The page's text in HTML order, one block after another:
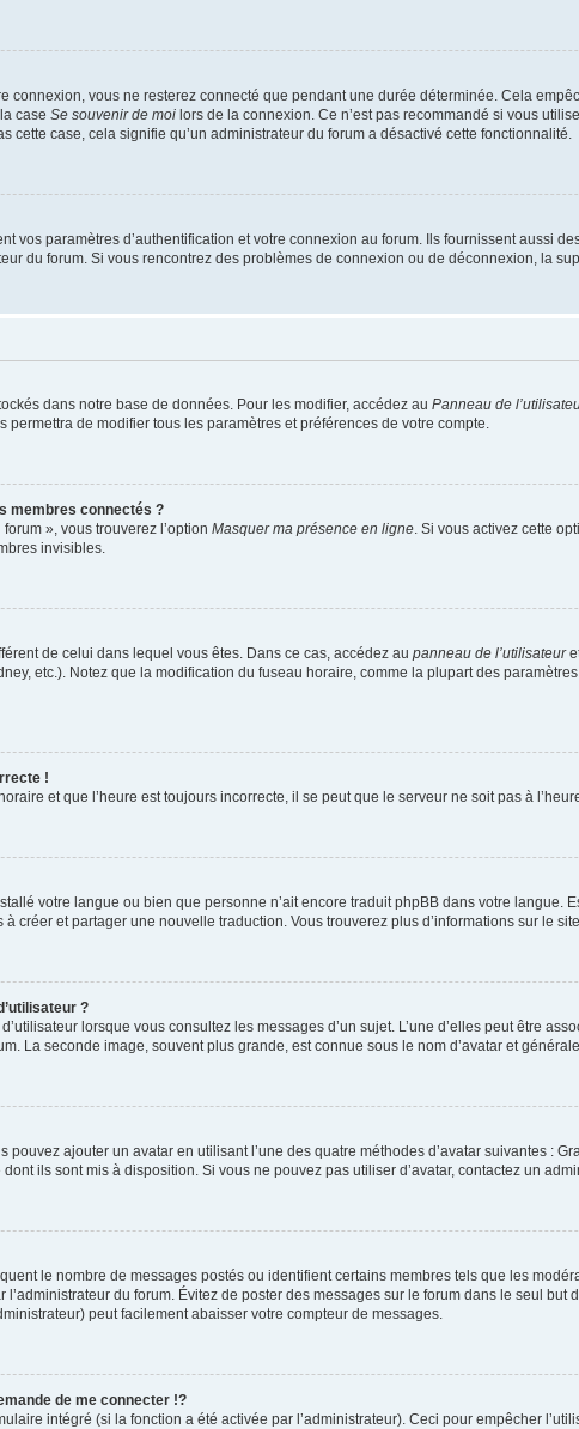
connexion, vous ne resterez connecté que pendant une durée déterminée. Cela
case Se souvenir de moi lors de la connexion. Ce n’est pas recommandé si vous
case, cela signifie qu’un administrateur du forum a désactivé cette fonctionnalité.
vos paramètres d’authentification et votre connexion au forum. Ils fournissent aussi
du forum. Si vous rencontrez des problèmes de connexion ou de déconnexion, la
dans notre base de données. Pour les modifier, accédez au Panneau de
de modifier tous les paramètres et préférences de votre compte.
membres connectés ?
», vous trouverez l’option Masquer ma présence en ligne . Si vous activez cette
invisibles.
de celui dans lequel vous êtes. Dans ce cas, accédez au panneau de l’utilisateur
etc.). Notez que la modification du fuseau horaire, comme la plupart des
!
et que l’heure est toujours incorrecte, il se peut que le serveur ne soit pas à
votre langue ou bien que personne n’ait encore traduit phpBB dans votre langue.
créer et partager une nouvelle traduction. Vous trouverez plus d’informations sur le
?
lorsque vous consultez les messages d’un sujet. L’une d’elles peut être
La seconde image, souvent plus grande, est connue sous le nom d’avatar et
pouvez ajouter un avatar en utilisant l’une des quatre méthodes d’avatar suivantes :
ils sont mis à disposition. Si vous ne pouvez pas utiliser d’avatar, contactez un
le nombre de messages postés ou identifient certains membres tels que les
du forum. Évitez de poster des messages sur le forum dans le seul but
peut facilement abaisser votre compteur de messages.
de me connecter !?
intégré (si la fonction a été activée par l’administrateur). Ceci pour empêcher